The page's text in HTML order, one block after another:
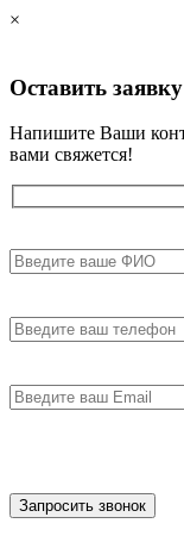
×
Оставить заявку
Напишите Ваши
вами свяжется!